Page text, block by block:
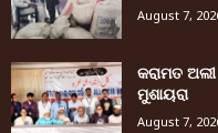
August 7,
କରାମତ
ମୁଶାୟରା
August 7,